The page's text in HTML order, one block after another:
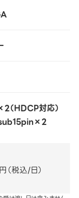
（HDCP対応）
円（税込/日）